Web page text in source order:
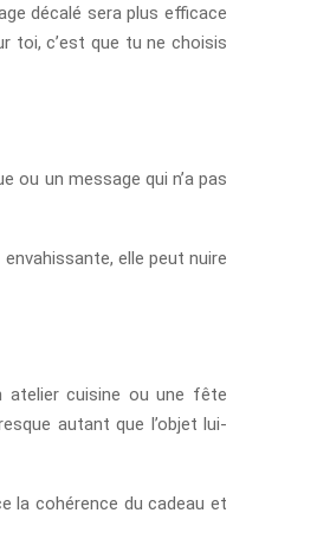
décalé sera plus efficace
toi, c’est que tu ne choisis
ou un message qui n’a pas
elle peut nuire
atelier cuisine ou une fête
autant que l’objet lui-
la cohérence du cadeau et